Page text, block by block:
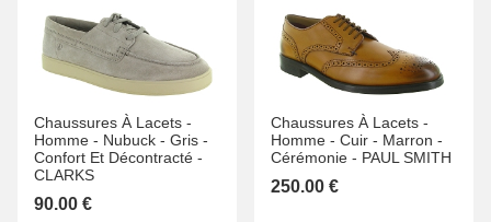
Chaussures À Lacets -
Homme - Nubuck - Gris -
Confort Et Décontracté -
CLARKS
90.00 €
Chaussures À Lacets -
Homme - Cuir - Marron -
Cérémonie - PAUL SMITH
250.00 €